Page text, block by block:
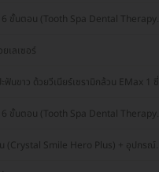
6 ขั้นตอน (Tooth Spa Dental Therapy
เลเซอร์
ฟันขาว ด้วยวีเนียร์เซรามิกล้วน EMax 1 ซี่
6 ขั้นตอน (Tooth Spa Dental Therapy
น (Crystal Smile Hero Plus) + อุปกรณ์